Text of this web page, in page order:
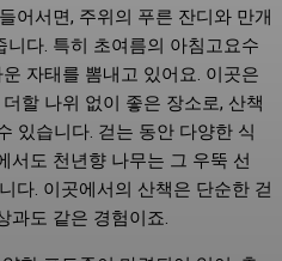
어서면, 주위의 푸른 잔디와 만개
다. 특히 초여름의 아침고요수
자태를 뽐내고 있어요. 이곳은
할 나위 없이 좋은 장소로, 산책
있습니다. 걷는 동안 다양한 식
서도 천년향 나무는 그 우뚝 선
다. 이곳에서의 산책은 단순한 걷
과도 같은 경험이죠.